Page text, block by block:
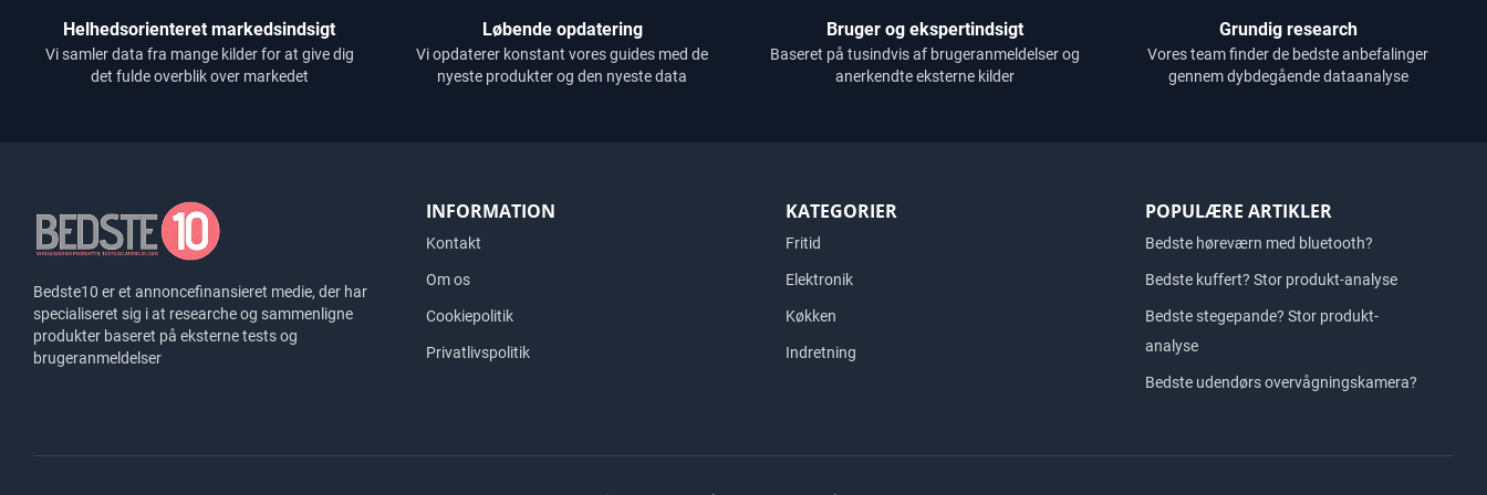
Helhedsorienteret markedsindsigt
Vi samler data fra mange kilder for at give dig
det fulde overblik over markedet
Løbende opdatering
Vi opdaterer konstant vores guides med de
nyeste produkter og den nyeste data
Bruger og ekspertindsigt
Baseret på tusindvis af brugeranmeldelser og
anerkendte eksterne kilder
Grundig research
Vores team finder de bedste anbefalinger
gennem dybdegående dataanalyse
Bedste10 er et annoncefinansieret medie, der har
specialiseret sig i at researche og sammenligne
produkter baseret på eksterne tests og
brugeranmeldelser
INFORMATION
Kontakt
Om os
Cookiepolitik
Privatlivspolitik
KATEGORIER
Fritid
Elektronik
Køkken
Indretning
POPULÆRE ARTIKLER
Bedste høreværn med bluetooth?
Bedste kuffert? Stor produkt-analyse
Bedste stegepande? Stor produkt-
analyse
Bedste udendørs overvågningskamera?